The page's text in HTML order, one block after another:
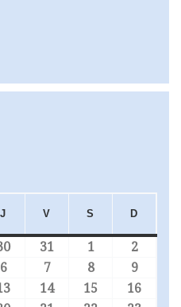
J JEUDIV VENDREDI
S SAMEDI
D
2026
30 juillet 2026
31 31 juillet 2026
1 1 août 2026
2
6 6 août 2026
7 7 août 2026
8 8 août 2026
9
2026
13 août 2026
1414 août 2026
15 15 août 2026
16